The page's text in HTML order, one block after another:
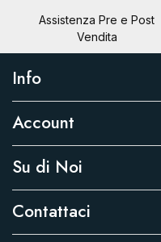
Assistenza Pre e Post
Vendita
Info
Account
Su di Noi
Contattaci